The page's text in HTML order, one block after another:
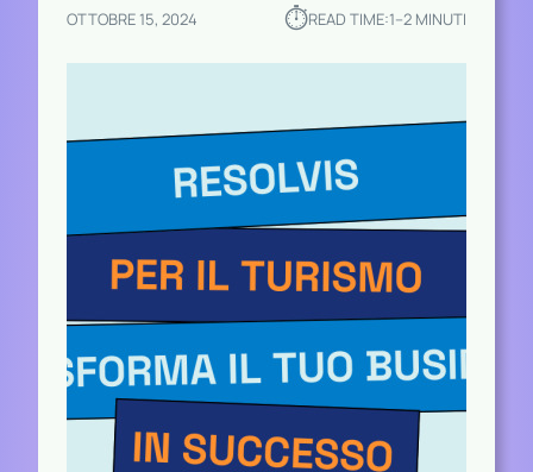
OTTOBRE 15, 2024 ⏱︎READ TIME:1–2 MINUTI